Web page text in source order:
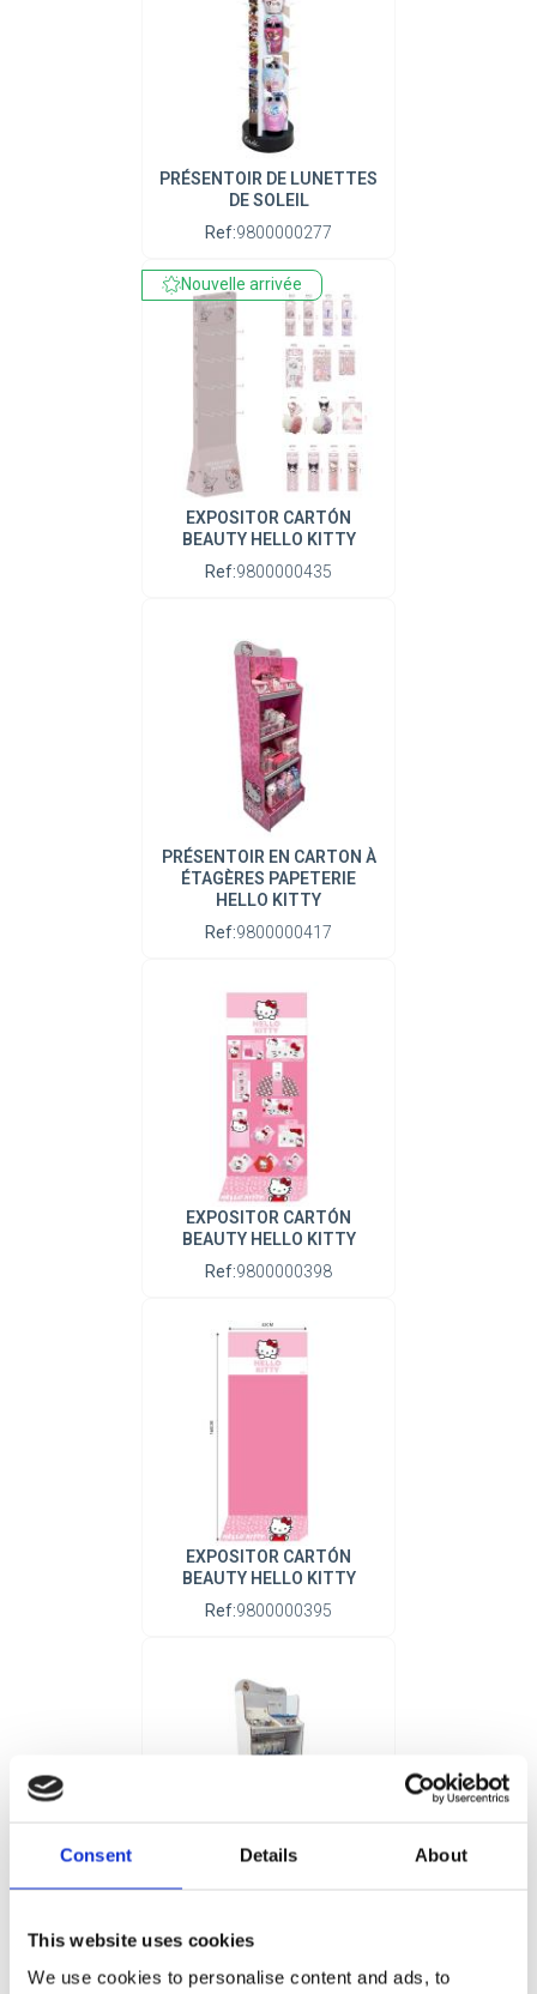
Consent Details About
This website uses cookies
We use cookies to personalise content and ads, to
PRÉSENTOIR DE LUNETTES
DE SOLEIL
Ref:9800000277
EXPOSITOR CARTÓN
BEAUTY HELLO KITTY
Ref:9800000435
Nouvelle arrivée
PRÉSENTOIR EN CARTON À
ÉTAGÈRES PAPETERIE
HELLO KITTY
Ref:9800000417
EXPOSITOR CARTÓN
BEAUTY HELLO KITTY
Ref:9800000398
EXPOSITOR CARTÓN
BEAUTY HELLO KITTY
Ref:9800000395
PRÉSENTOIR EN CARTON À
MADRID
Ref:9800000418